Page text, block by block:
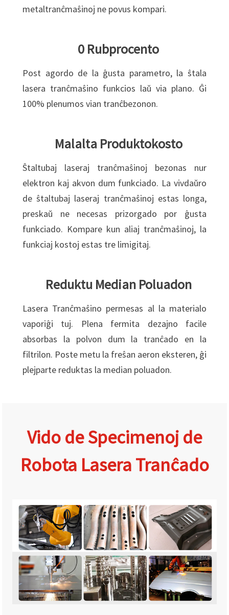
metaltranĉmaŝinoj ne povus kompari.
0 Rubprocento
Post agordo de la ĝusta parametro, la ŝtala
lasera tranĉmaŝino funkcios laŭ via plano. Ĝi
100% plenumos vian tranĉbezonon.
Malalta Produktokosto
Ŝtaltubaj laseraj tranĉmaŝinoj bezonas nur
elektron kaj akvon dum funkciado. La vivdaŭro
de ŝtaltubaj laseraj tranĉmaŝinoj estas longa,
preskaŭ ne necesas prizorgado por ĝusta
funkciado. Kompare kun aliaj tranĉmaŝinoj, la
funkciaj kostoj estas tre limigitaj.
Reduktu Median Poluadon
Lasera Tranĉmaŝino permesas al la materialo
vaporiĝi tuj. Plena fermita dezajno facile
absorbas la polvon dum la tranĉado en la
filtrilon. Poste metu la freŝan aeron eksteren, ĝi
plejparte reduktas la median poluadon.
Vido de Specimenoj de
Robota Lasera Tranĉado